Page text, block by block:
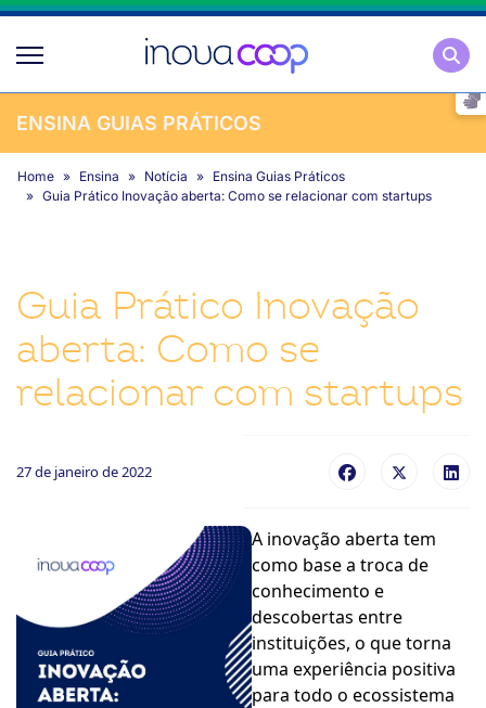
ENSINA GUIAS PRÁTICOS
Home Ensina Notícia
Ensina Guias Práticos
Guia Prático Inovação aberta: Como se relacionar com startups
Guia Prático Inovação
aberta: Como se
relacionar com startups
27 de janeiro de 2022
A inovação aberta tem
como base a troca de
conhecimento e
descobertas entre
instituições, o que torna
uma experiência positiva
para todo o ecossistema